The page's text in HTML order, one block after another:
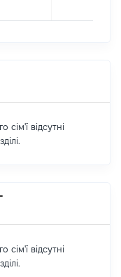
сім'ї відсутні
сім'ї відсутні